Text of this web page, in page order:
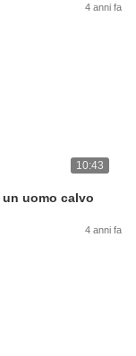
4 anni fa
10:43
uomo calvo
4 anni fa